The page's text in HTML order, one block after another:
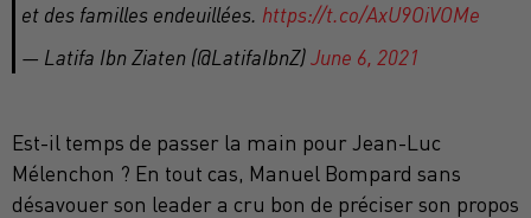
et des familles endeuillées. https://t.co/AxU9OiVOMe
— Latifa Ibn Ziaten (@LatifaIbnZ)June 6, 2021
Est-il temps de passer la main pour Jean-Luc
Mélenchon ? En tout cas, Manuel Bompard sans
désavouer son leader a cru bon de préciser son propos